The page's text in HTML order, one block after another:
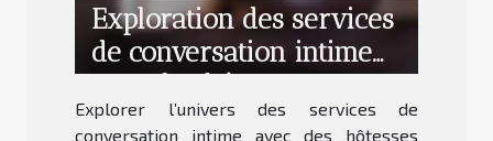
Exploration des services
de conversation intime
avec des hôtesses
maghrébines
Explorer l’univers des services de
conversation intime avec des hôtesses